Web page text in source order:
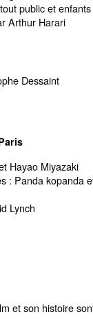
public et enfants
Arthur Harari
Dessaint
Hayao Miyazaki
: Panda kopanda
Lynch
et son histoire